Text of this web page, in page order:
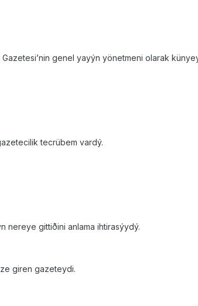
genel yayýn yönetmeni olarak
tecrübem vardý.
nereye gittiðini anlama ihtirasýydý.
giren gazeteydi.